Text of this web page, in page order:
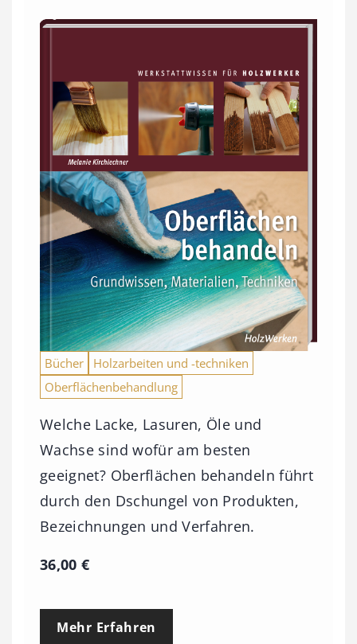
Bücher
Holzarbeiten und -techniken
Oberflächenbehandlung
Welche Lacke, Lasuren, Öle und
Wachse sind wofür am besten
geeignet? Oberflächen behandeln führt
durch den Dschungel von Produkten,
Bezeichnungen und Verfahren.
36,00€
Mehr Erfahren